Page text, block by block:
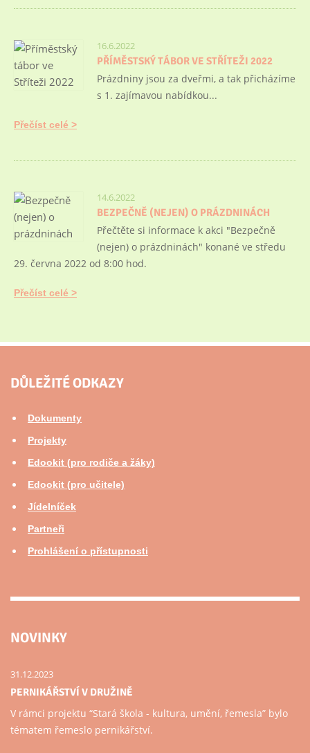
16.6.2022
PŘÍMĚSTSKÝ TÁBOR VE STŘÍTEŽI 2022
Prázdniny jsou za dveřmi, a tak přicházíme
s 1. zajímavou nabídkou...
Přečíst celé
14.6.2022
BEZPEČNĚ (NEJEN) O PRÁZDNINÁCH
Přečtěte si informace k akci "Bezpečně
(nejen) o prázdninách" konané ve středu
29. června 2022 od 8:00 hod.
Přečíst celé
DŮLEŽITÉ ODKAZY
Dokumenty
Projekty
Edookit (pro rodiče a žáky)
Edookit (pro učitele)
Jídelníček
Partneři
Prohlášení o přístupnosti
NOVINKY
31.12.2023
PERNIKÁŘSTVÍ V DRUŽINĚ
V rámci projektu “Stará škola - kultura, umění, řemesla” bylo
tématem řemeslo pernikářství.